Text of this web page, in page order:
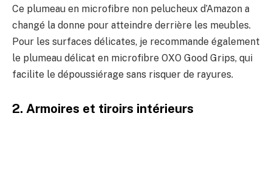
Ce plumeau en microfibre non pelucheux d’Amazon a
changé la donne pour atteindre derrière les meubles.
Pour les surfaces délicates, je recommande également
le plumeau délicat en microfibre OXO Good Grips, qui
facilite le dépoussiérage sans risquer de rayures.
2. Armoires et tiroirs intérieurs